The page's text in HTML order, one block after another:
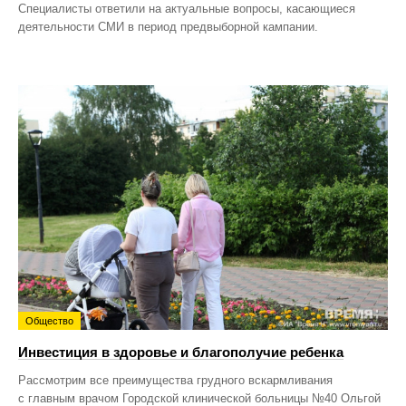
Специалисты ответили на актуальные вопросы, касающиеся
деятельности СМИ в период предвыборной кампании.
Общество
Инвестиция в здоровье и благополучие ребенка
Рассмотрим все преимущества грудного вскармливания
с главным врачом Городской клинической больницы №40 Ольгой